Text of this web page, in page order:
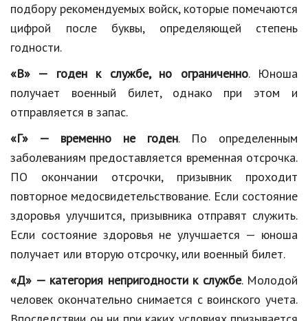
подбору рекомендуемых войск, которые помечаются
цифрой после буквы, определяющей степень
годности.
«В» — годен к службе, но ограниченно. Юноша
получает военный билет, однако при этом и
отправляется в запас.
«Г» — временно не годен. По определенным
заболеваниям предоставляется временная отсрочка.
ПО окончании отсрочки, призывник проходит
повторное медосвидетельствование. Если состояние
здоровья улучшится, призывника отправят служить.
Если состояние здоровья не улучшается — юноша
получает или вторую отсрочку, или военный билет.
«Д» — категория непригодности к службе. Молодой
человек окончательно снимается с воинского учета.